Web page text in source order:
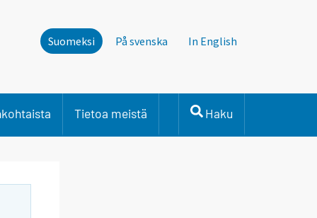
Suomeksi På svenska In English
Tietoa meistä Haku